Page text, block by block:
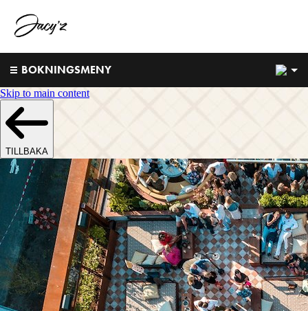
BOKNINGSMENY
Skip to main content
TILLBAKA